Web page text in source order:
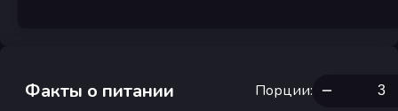
Факты о питании Порции: